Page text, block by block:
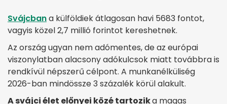
Svájcbana külföldiek átlagosan havi 5683 fontot,
vagyis közel 2,7 millió forintot kereshetnek.
Az ország ugyan nem adómentes, de az európai
viszonylatban alacsony adókulcsok miatt továbbra is
rendkívül népszerű célpont. A munkanélküliség
2026-ban mindössze 3 százalék körül alakult.
A svájci élet előnyei közé tartozika magas